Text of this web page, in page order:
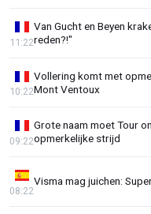
Van Gucht en Beyen
reden?!"
11:22
Vollering komt met
Mont Ventoux
10:22
Grote naam moet Tour
opmerkelijke strijd
09:22
Visma mag juichen:
08:22